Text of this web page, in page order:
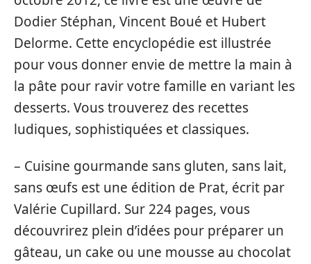
Dodier Stéphan, Vincent Boué et Hubert
Delorme. Cette encyclopédie est illustrée
pour vous donner envie de mettre la main à
la pâte pour ravir votre famille en variant les
desserts. Vous trouverez des recettes
ludiques, sophistiquées et classiques.
– Cuisine gourmande sans gluten, sans lait,
sans œufs est une édition de Prat, écrit par
Valérie Cupillard. Sur 224 pages, vous
découvrirez plein d’idées pour préparer un
gâteau, un cake ou une mousse au chocolat